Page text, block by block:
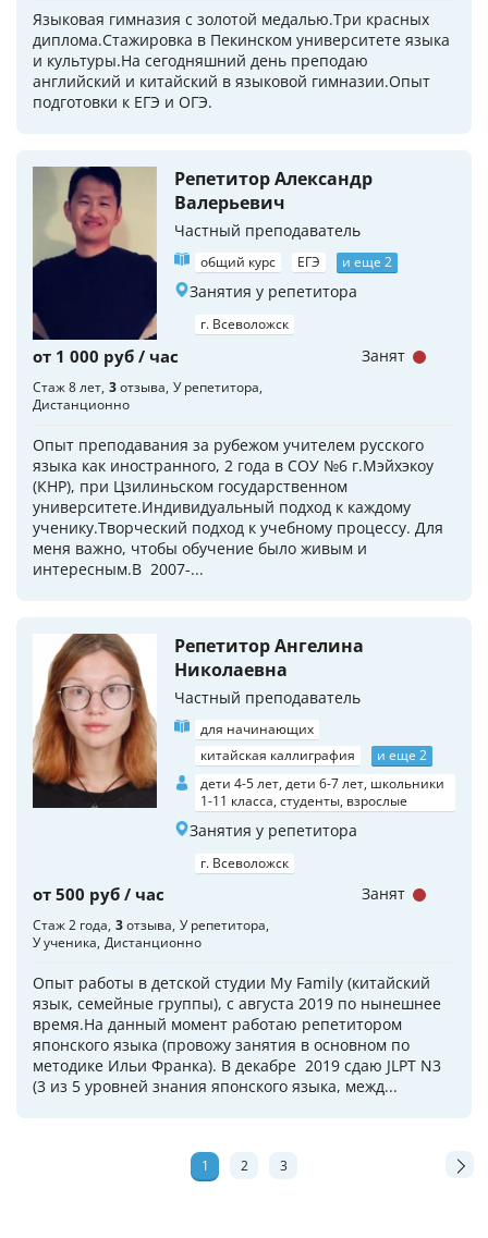
Языковая гимназия с золотой медалью.Три красных
диплома.Стажировка в Пекинском университете языка
и культуры.На сегодняшний день преподаю
английский и китайский в языковой гимназии.Опыт
подготовки к ЕГЭ и ОГЭ.
Репетитор Александр
Валерьевич
Частный преподаватель
общий курс ЕГЭ и еще 2
Занятия у репетитора
г. Всеволожск
от 1 000 руб / час
Стаж 8 лет 3отзыва У репетитора
Дистанционно
Опыт преподавания за рубежом учителем русского
языка как иностранного, 2 года в СОУ №6 г.Мэйхэкоу
(КНР), при Цзилиньском государственном
университете.Индивидуальный подход к каждому
ученику.Творческий подход к учебному процессу. Для
меня важно, чтобы обучение было живым и
интересным.В 2007-...
Занят
Репетитор Ангелина
Николаевна
Частный преподаватель
для начинающих
китайская каллиграфия
и еще 2
дети 4-5 лет, дети 6-7 лет, школьники
1-11 класса, студенты, взрослые
Занятия у репетитора
г. Всеволожск
от 500 руб / час
Стаж 2 года 3отзыва У репетитора
У ученика Дистанционно
Опыт работы в детской студии My Family (китайский
язык, семейные группы), с августа 2019 по нынешнее
время.На данный момент работаю репетитором
японского языка (провожу занятия в основном по
методике Ильи Франка). В декабре 2019 сдаю JLPT N3
(3 из 5 уровней знания японского языка, межд...
Занят
1 2 3